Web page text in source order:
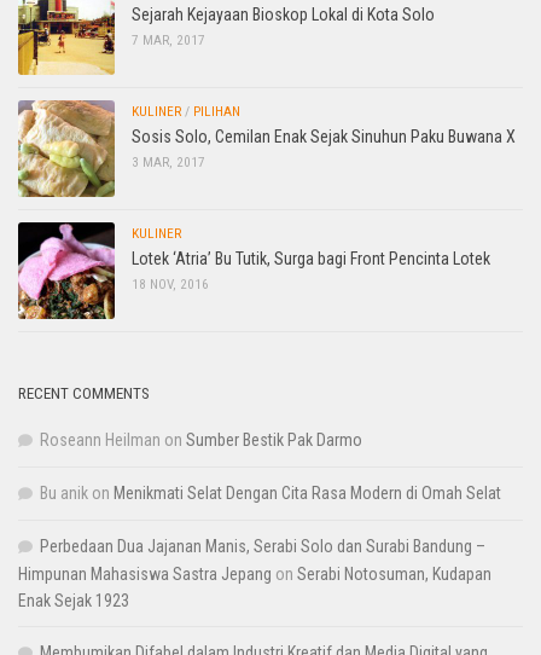
Sejarah Kejayaan Bioskop Lokal di Kota Solo
7 MAR, 2017
KULINER / PILIHAN
Sosis Solo, Cemilan Enak Sejak Sinuhun Paku Buwana X
3 MAR, 2017
KULINER
Lotek ‘Atria’ Bu Tutik, Surga bagi Front Pencinta Lotek
18 NOV, 2016
RECENT COMMENTS
Roseann Heilman on Sumber Bestik Pak Darmo
Bu anik on Menikmati Selat Dengan Cita Rasa Modern di Omah Selat
Perbedaan Dua Jajanan Manis, Serabi Solo dan Surabi Bandung –
Himpunan Mahasiswa Sastra Jepang on Serabi Notosuman, Kudapan
Enak Sejak 1923